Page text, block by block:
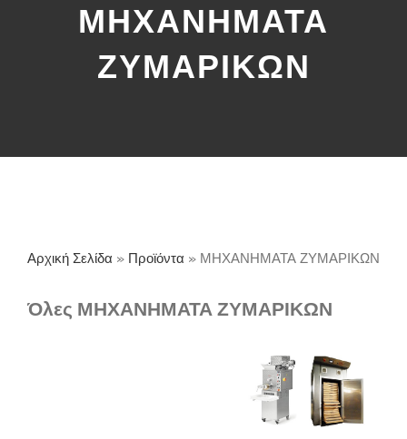
ΜΗΧΑΝΗΜΑΤΑ
ΖΥΜΑΡΙΚΩΝ
Αρχική Σελίδα » Προϊόντα » ΜΗΧΑΝΗΜΑΤΑ ΖΥΜΑΡΙΚΩΝ
Όλες ΜΗΧΑΝΗΜΑΤΑ ΖΥΜΑΡΙΚΩΝ